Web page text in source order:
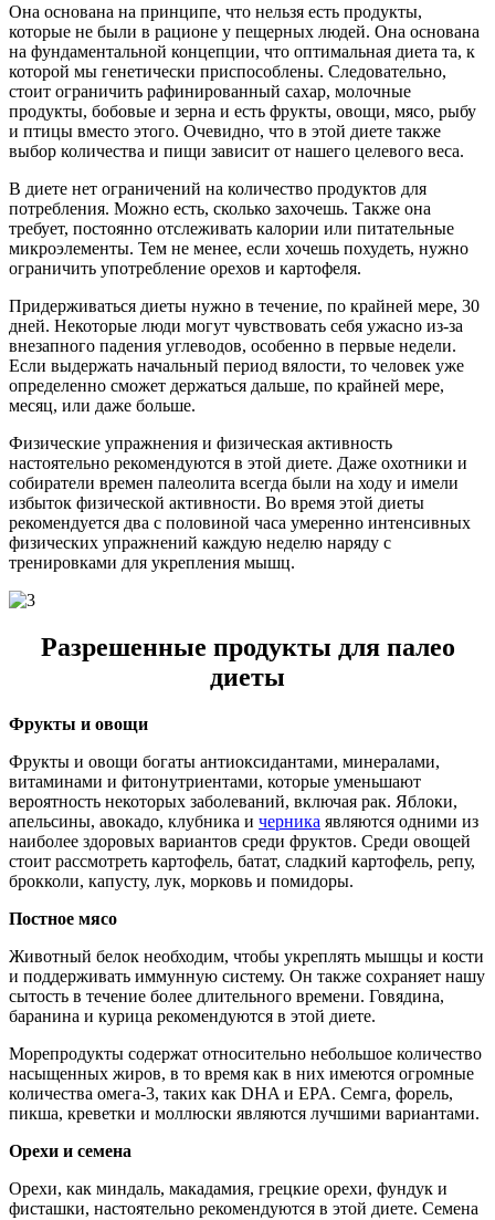
Она основана на принципе, что нельзя есть продукты,
которые не были в рационе у пещерных людей. Она основана
на фундаментальной концепции, что оптимальная диета та, к
которой мы генетически приспособлены. Следовательно,
стоит ограничить рафинированный сахар, молочные
продукты, бобовые и зерна и есть фрукты, овощи, мясо, рыбу
и птицы вместо этого. Очевидно, что в этой диете также
выбор количества и пищи зависит от нашего целевого веса.
В диете нет ограничений на количество продуктов для
потребления. Можно есть, сколько захочешь. Также она
требует, постоянно отслеживать калории или питательные
микроэлементы. Тем не менее, если хочешь похудеть, нужно
ограничить употребление орехов и картофеля.
Придерживаться диеты нужно в течение, по крайней мере, 30
дней. Некоторые люди могут чувствовать себя ужасно из-за
внезапного падения углеводов, особенно в первые недели.
Если выдержать начальный период вялости, то человек уже
определенно сможет держаться дальше, по крайней мере,
месяц, или даже больше.
Физические упражнения и физическая активность
настоятельно рекомендуются в этой диете. Даже охотники и
собиратели времен палеолита всегда были на ходу и имели
избыток физической активности. Во время этой диеты
рекомендуется два с половиной часа умеренно интенсивных
физических упражнений каждую неделю наряду с
тренировками для укрепления мышц.
Разрешенные продукты для палео
диеты
Фрукты и овощи
Фрукты и овощи богаты антиоксидантами, минералами,
витаминами и фитонутриентами, которые уменьшают
вероятность некоторых заболеваний, включая рак. Яблоки,
апельсины, авокадо, клубника и черника являются одними из
наиболее здоровых вариантов среди фруктов. Среди овощей
стоит рассмотреть картофель, батат, сладкий картофель, репу,
брокколи, капусту, лук, морковь и помидоры.
Постное мясо
Животный белок необходим, чтобы укреплять мышцы и кости
и поддерживать иммунную систему. Он также сохраняет нашу
сытость в течение более длительного времени. Говядина,
баранина и курица рекомендуются в этой диете.
Морепродукты содержат относительно небольшое количество
насыщенных жиров, в то время как в них имеются огромные
количества омега-3, таких как DHA и EPA. Семга, форель,
пикша, креветки и моллюски являются лучшими вариантами.
Орехи и семена
Орехи, как миндаль, макадамия, грецкие орехи, фундук и
фисташки, настоятельно рекомендуются в этой диете. Семена